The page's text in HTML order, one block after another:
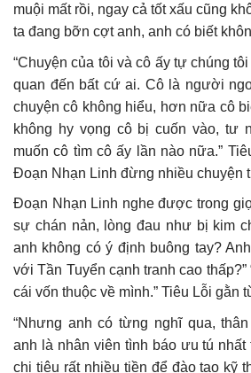
muội mất rồi, ngay cả tốt xấu cũng
ta đang bỡn cợt anh, anh có biết
“Chuyện của tôi và cô ấy tự chúng
quan đến bất cứ ai. Cô là người
chuyện cô không hiểu, hơn nữa cô
không hy vọng cô bị cuốn vào, tư
muốn cô tìm cô ấy lần nào nữa.”
Đoạn Nhạn Linh đừng nhiều chuyện
Đoạn Nhạn Linh nghe được trong
sự chán nản, lòng đau như bị kim
anh không có ý định buông tay?
với Tần Tuyển cạnh tranh cao
cái vốn thuộc về mình.” Tiêu Lỗi gằn
“Nhưng anh có từng nghĩ qua,
anh là nhân viên tình báo ưu tú
chi tiêu rất nhiều tiền để đào tạo kỹ